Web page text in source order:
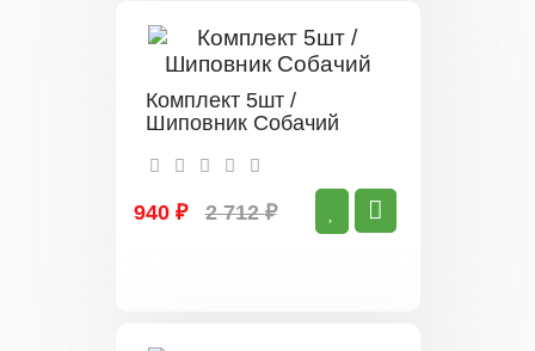
Комплект 5шт /
Шиповник Собачий
940 ₽ 2 712 ₽